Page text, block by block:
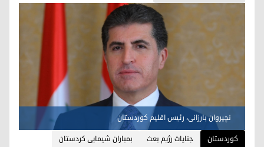
نچیروان بارزانی، رئیس اقلیم کوردستان
کوردستان
جنایات رژیم بعث بمباران شیمایی کردستان